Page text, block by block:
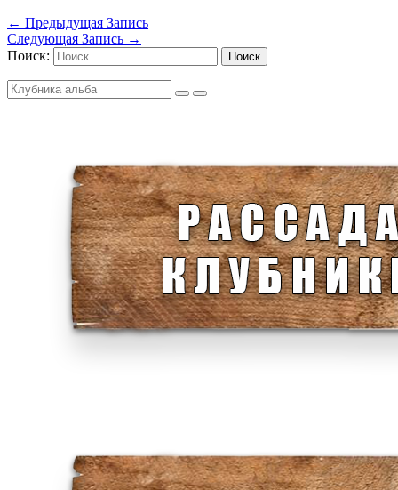
← Предыдущая Запись
Следующая Запись →
Поиск: